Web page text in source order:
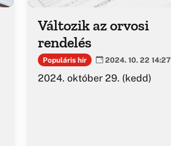
Változik az orvosi
rendelés
Populáris hír 2024. 10. 22 14:27
2024. október 29. (kedd)